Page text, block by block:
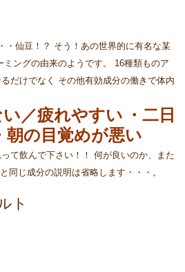
・仙豆！？ そう！あの世界的に有名な某
ングの由来のようです。 16種類ものア
だけでなく その他有効成分の働きで体内
い／疲れやすい ・二日
朝の目覚めが悪い
て飲んで下さい！！ 何が良いのか、また
同じ成分の説明は省略します・・・。
ト